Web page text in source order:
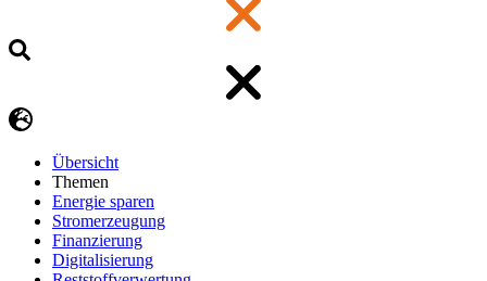
Übersicht
Themen
Energie sparen
Stromerzeugung
Finanzierung
Digitalisierung